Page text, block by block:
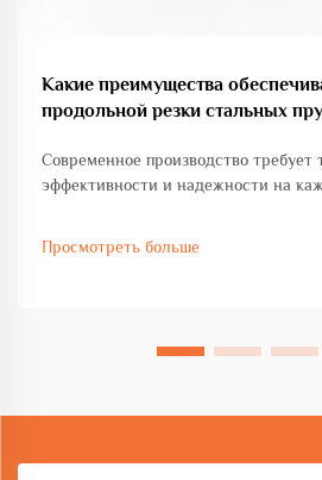
Какие преимущества
продольной резки стальных
Современное производство требует
эффективности и надежности на
изменения благодаря передовым
Просмотреть больше